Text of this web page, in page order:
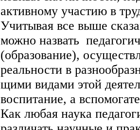
активному участию в
Учитывая все выше
можно назвать
(образование),
реальности в
щими видами этой
воспитание, а
Как любая наука